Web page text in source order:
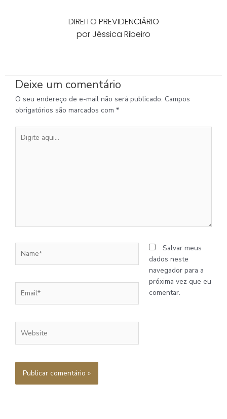
DIREITO PREVIDENCIÁRIO
por Jéssica Ribeiro
Deixe um comentário
O seu endereço de e-mail não será publicado. Campos
obrigatórios são marcados com *
aqui...
Salvar meus
dados neste
navegador para a
próxima vez que eu
comentar.